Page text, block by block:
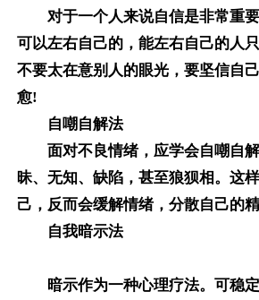
对于一个人来说自信是非常重要
可以左右自己的，能左右自己的人
不要太在意别人的眼光，要坚信自
愈!
自嘲自解法
面对不良情绪，应学会自嘲自解
昧、无知、缺陷，甚至狼狈相。这
己，反而会缓解情绪，分散自己的精
自我暗示法
暗示作为一种心理疗法。可稳定